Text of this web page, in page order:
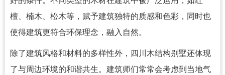
檀、楠木、松木等，赋予建筑独特的质感和色彩，同时也
使得建筑更符合环保理念，融入自然。
除了建筑风格和材料的多样性外，四川木结构别墅还体现
了与周边环境的和谐共生。建筑师们常常会考虑到当地气